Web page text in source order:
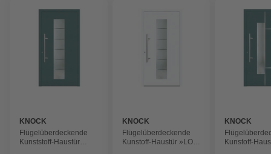
KNOCK
Flügelüberdeckende
Kunststoff-Haustür
KNOCK
Flügelüberdeckende
Kunstoff-Haustür »LOS
KNOCK
Kunstoff-